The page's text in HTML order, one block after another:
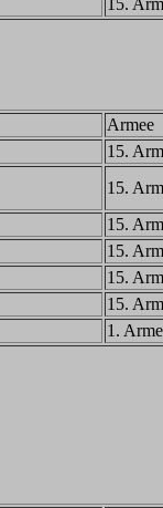
15.
Armee
15.
15.
15.
15.
15.
15.
1.